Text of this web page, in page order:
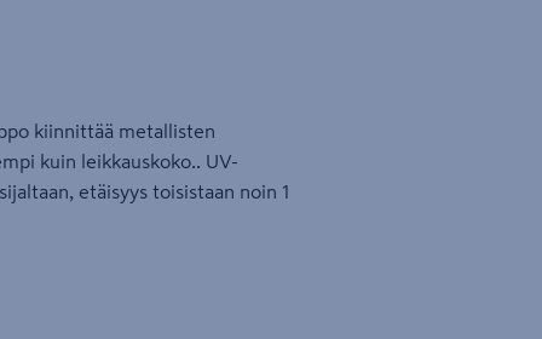
kiinnittää metallisten
kuin leikkauskoko.. UV-
etäisyys toisistaan noin 1